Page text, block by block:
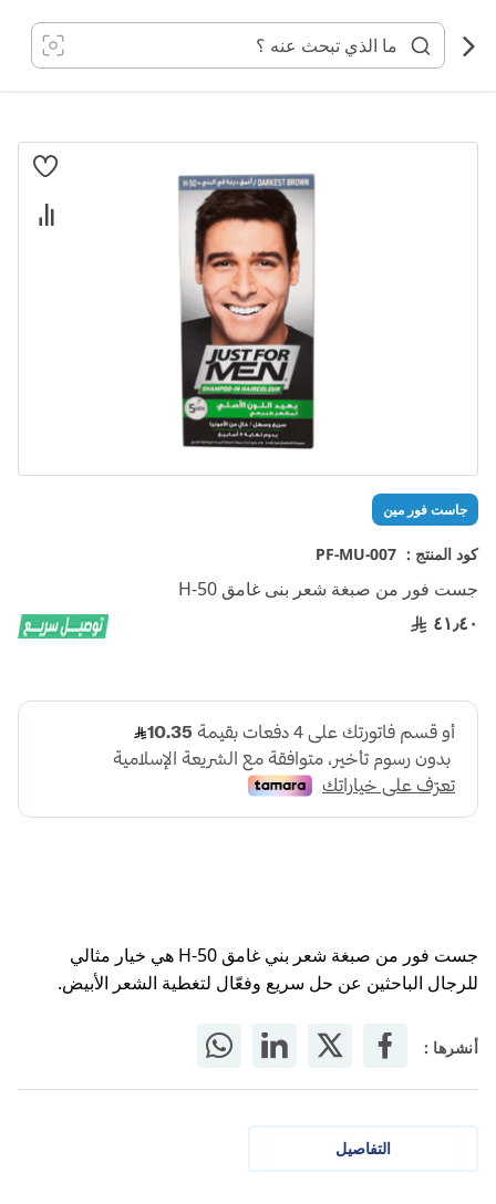
المحتوى
جاست فور مين
كود المنتج : PF-MU-007
جست فور من صبغة شعر بنى غامق H-50
٤١٫٤٠
جست فور من صبغة شعر بني غامق H-50 هي خيار مثالي
للرجال الباحثين عن حل سريع وفعّال لتغطية الشعر الأبيض.
أنشرها :
انتقل
تخطي
إلى
بداية
معرض
الصور
التفاصيل